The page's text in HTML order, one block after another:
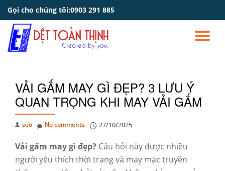
content
Gọi cho chúng tôi:0903 291 885
VẢI GẤM MAY GÌ ĐẸP? 3 LƯU Ý
QUAN TRỌNG KHI MAY VẢI GẤM
seo 27/10/2025
No comments
Vải gấm may gì đẹp? Câu hỏi này được nhiều
người yêu thích thời trang và may mặc truyền